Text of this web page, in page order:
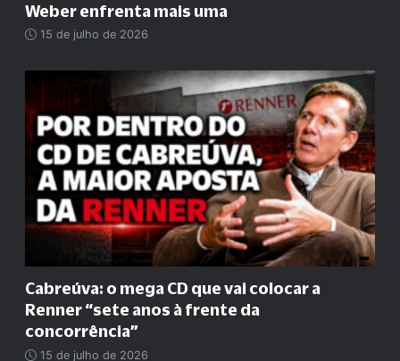
Weber enfrenta mais uma
15 de julho de 2026
Cabreúva: o mega CD que vai colocar a
Renner“sete anos à frente da
concorrência”
15 de julho de 2026